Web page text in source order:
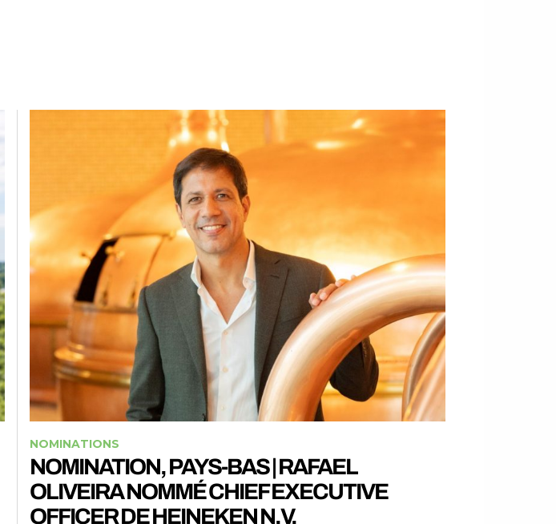
NOMINATIONS
NOMINATION, PAYS-BAS | RAFAEL
OLIVEIRA NOMMÉ CHIEF EXECUTIVE
OFFICER DE HEINEKEN N.V.